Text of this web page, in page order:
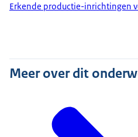
Erkende productie-inrichtingen
Meer over dit